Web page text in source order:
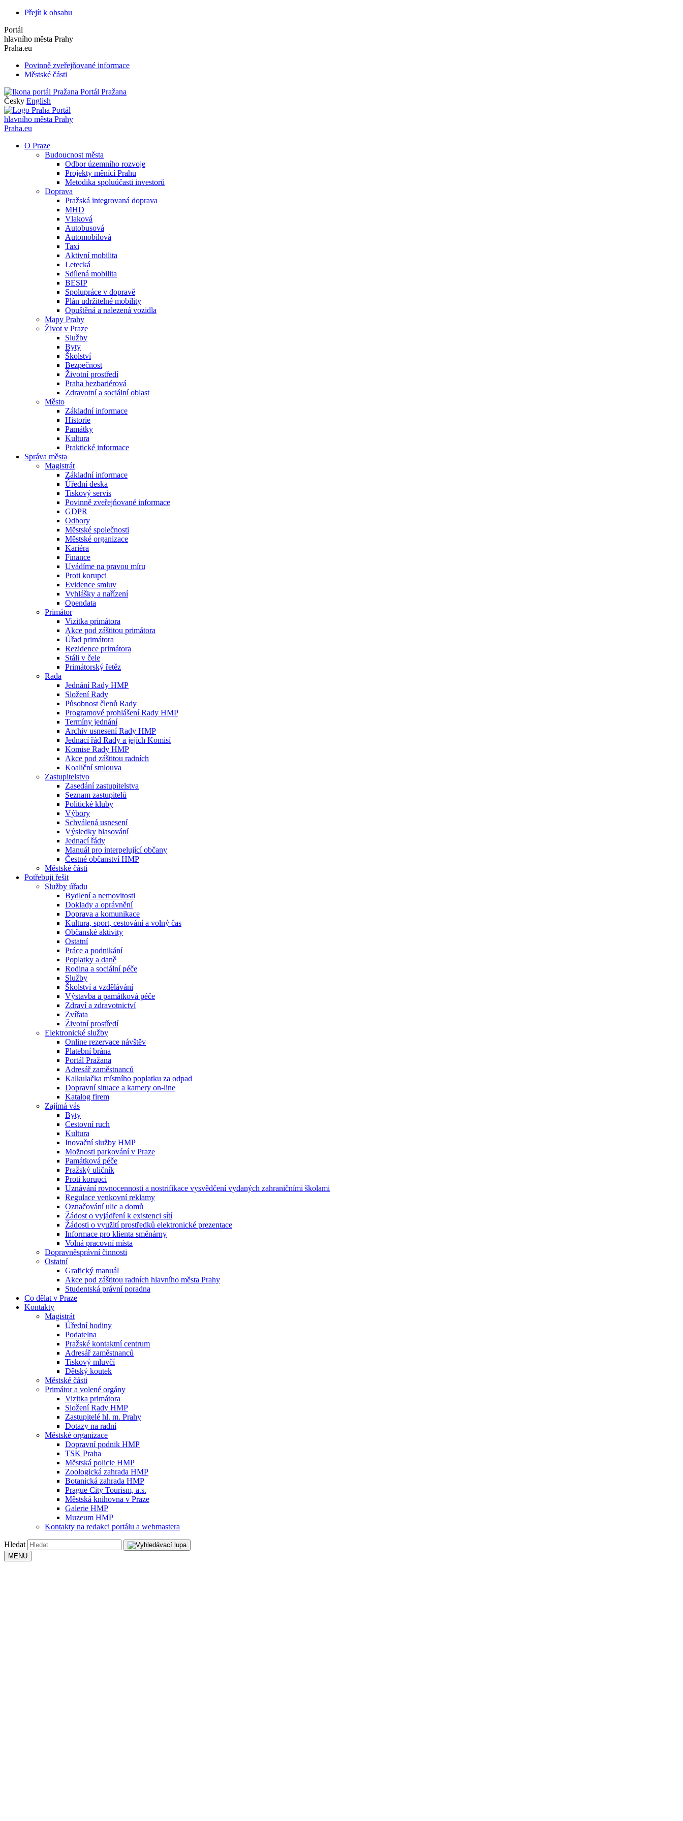
Přejít k obsahu
Portál
hlavního města Prahy
Praha.eu
Povinně zveřejňované informace
Městské části
Portál Pražana
Česky English
Portál
hlavního města Prahy
Praha.eu
O Praze
Budoucnost města
Odbor územního rozvoje
Projekty měnící Prahu
Metodika spoluúčasti investorů
Doprava
Pražská integrovaná doprava
MHD
Vlaková
Autobusová
Automobilová
Taxi
Aktivní mobilita
Letecká
Sdílená mobilita
BESIP
Spolupráce v dopravě
Plán udržitelné mobility
Opuštěná a nalezená vozidla
Mapy Prahy
Život v Praze
Služby
Byty
Školství
Bezpečnost
Životní prostředí
Praha bezbariérová
Zdravotní a sociální oblast
Město
Základní informace
Historie
Památky
Kultura
Praktické informace
Správa města
Magistrát
Základní informace
Úřední deska
Tiskový servis
Povinně zveřejňované informace
GDPR
Odbory
Městské společnosti
Městské organizace
Kariéra
Finance
Uvádíme na pravou míru
Proti korupci
Evidence smluv
Vyhlášky a nařízení
Opendata
Primátor
Vizitka primátora
Akce pod záštitou primátora
Úřad primátora
Rezidence primátora
Stáli v čele
Primátorský řetěz
Rada
Jednání Rady HMP
Složení Rady
Působnost členů Rady
Programové prohlášení Rady HMP
Termíny jednání
Archiv usnesení Rady HMP
Jednací řád Rady a jejích Komisí
Komise Rady HMP
Akce pod záštitou radních
Koaliční smlouva
Zastupitelstvo
Zasedání zastupitelstva
Seznam zastupitelů
Politické kluby
Výbory
Schválená usnesení
Výsledky hlasování
Jednací řády
Manuál pro interpelující občany
Čestné občanství HMP
Městské části
Potřebuji řešit
Služby úřadu
Bydlení a nemovitosti
Doklady a oprávnění
Doprava a komunikace
Kultura, sport, cestování a volný čas
Občanské aktivity
Ostatní
Práce a podnikání
Poplatky a daně
Rodina a sociální péče
Služby
Školství a vzdělávání
Výstavba a památková péče
Zdraví a zdravotnictví
Zvířata
Životní prostředí
Elektronické služby
Online rezervace návštěv
Platební brána
Portál Pražana
Adresář zaměstnanců
Kalkulačka místního poplatku za odpad
Dopravní situace a kamery on-line
Katalog firem
Zajímá vás
Byty
Cestovní ruch
Kultura
Inovační služby HMP
Možnosti parkování v Praze
Památková péče
Pražský uličník
Proti korupci
Uznávání rovnocennosti a nostrifikace vysvědčení vydaných zahraničními školami
Regulace venkovní reklamy
Označování ulic a domů
Žádost o vyjádření k existenci sítí
Žádosti o využití prostředků elektronické prezentace
Informace pro klienta směnárny
Volná pracovní místa
Dopravněsprávní činnosti
Ostatní
Grafický manuál
Akce pod záštitou radních hlavního města Prahy
Studentská právní poradna
Co dělat v Praze
Kontakty
Magistrát
Úřední hodiny
Podatelna
Pražské kontaktní centrum
Adresář zaměstnanců
Tiskový mluvčí
Dětský koutek
Městské části
Primátor a volené orgány
Vizitka primátora
Složení Rady HMP
Zastupitelé hl. m. Prahy
Dotazy na radní
Městské organizace
Dopravní podnik HMP
TSK Praha
Městská policie HMP
Zoologická zahrada HMP
Botanická zahrada HMP
Prague City Tourism, a.s.
Městská knihovna v Praze
Galerie HMP
Muzeum HMP
Kontakty na redakci portálu a webmastera
Hledat
MENU